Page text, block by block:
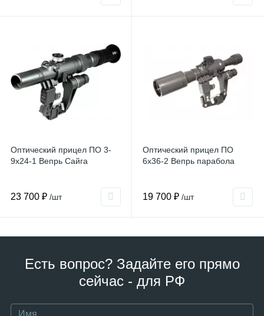
Оптический прицел ПО 3-
9x24-1 Вепрь Сайга
23 700 ₽ /шт
Оптический прицел ПО
6x36-2 Вепрь парабола
19 700 ₽ /шт
Есть вопрос? Задайте его прямо
сейчас - для РФ